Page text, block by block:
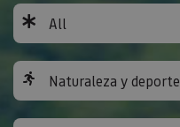
All
Naturaleza y deporte